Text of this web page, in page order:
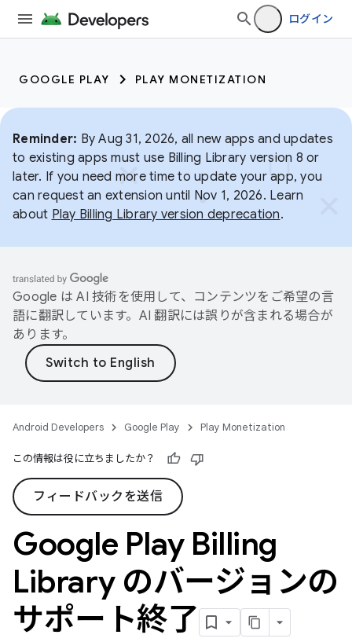
ログイン
GOOGLE PLAY PLAY MONETIZATION
Reminder: By Aug 31, 2026, all new apps and updates
to existing apps must use Billing Library version 8 or
later. If you need more time to update your app, you
can request an extension until Nov 1, 2026. Learn
about Play Billing Library version deprecation.
Google は AI 技術を使用して、コンテンツをご希望の言
語に翻訳しています。AI 翻訳には誤りが含まれる場合が
あります。
Android Developers Google Play Play Monetization
この情報は役に立ちましたか？
フィードバックを送信
Google Play Billing
Library のバージョンの
サポート終了